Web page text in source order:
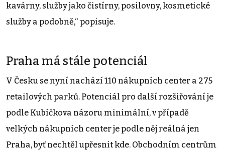
kavárny, služby jako čistírny, posilovny, kosmetické
služby a podobně,“ popisuje.
Praha má stále potenciál
V Česku se nyní nachází 110 nákupních center a 275
retailových parků. Potenciál pro další rozšiřování je
podle Kubíčkova názoru minimální, v případě
velkých nákupních center je podle něj reálná jen
Praha, byť nechtěl upřesnit kde. Obchodním centrům